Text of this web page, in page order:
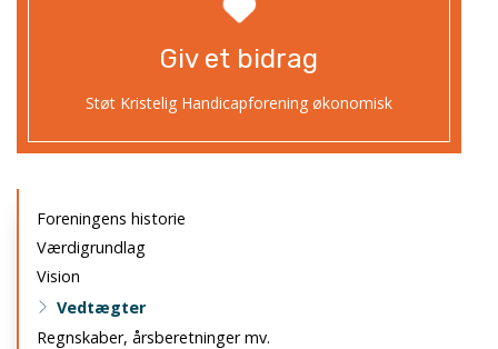
Giv et bidrag
Støt Kristelig Handicapforening økonomisk
Primær
navigation
Foreningens historie
Værdigrundlag
Vision
Vedtægter
Regnskaber, årsberetninger mv.